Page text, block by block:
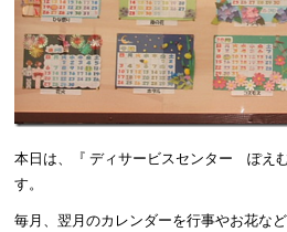
本日は、『 ディサービスセンター ぽえ
す。
毎月、翌月のカレンダーを行事やお花な